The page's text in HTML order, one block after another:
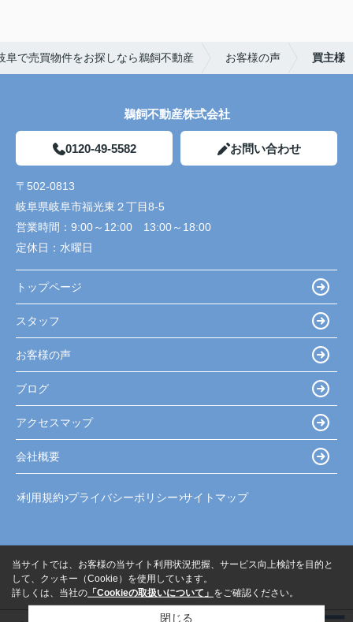
阜で売買物件をお探しなら鵜飼不動産 お客様の声 買主様
鵜飼不動産株式会社
0120-49-5582 お問い合わせ
〒502-0813
岐阜県岐阜市福光東２丁目8-5
営業時間： 9:00～12:00 13:00～18:00
定休日： 水曜日
トップページ
スタッフ
お客様の声
ブログ
アクセスマップ
会社概要
利用規約 プライバシーポリシー サイトマップ
当サイトでは、お客様の当サイト利用状況把握、サービス向上検討を目的と
して、クッキー（Cookie）を使用しています。
詳しくは、当社の 「Cookieの取扱いについて」 をご確認ください。
閉じる